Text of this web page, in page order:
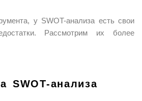
у SWOT-анализа есть свои
Рассмотрим их более
SWOT-анализа